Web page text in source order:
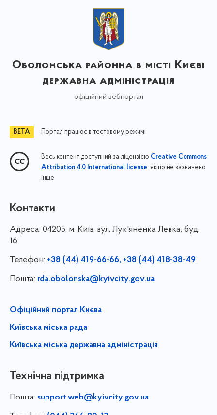
Оболонська районна в місті Києві
державна адміністрація
офіційний вебпортал
Портал працює в тестовому режимі
Весь контент доступний за ліцензією Creative Commons
Attribution 4.0 International license, якщо не зазначено
інше
Контакти
Адреса: 04205, м. Київ, вул. Лук'яненка Левка, буд.
16
Телефон: +38 (44) 419-66-66, +38 (44) 418-38-49
Пошта: rda.obolonska@kyivcity.gov.ua
Офіційний портал Києва
Київська міська рада
Київська міська державна адміністрація
Технічна підтримка
Пошта: support.web@kyivcity.gov.ua